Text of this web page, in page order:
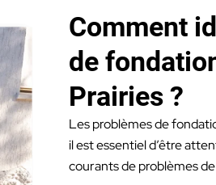
Comment
de
Prairies ?
Les problèmes de
il est essentiel d’être
courants de problèmes